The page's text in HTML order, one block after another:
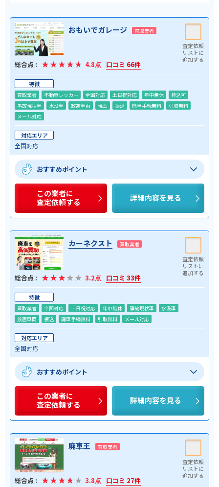
おもいでガレージ 買取業者
総合点 : 4.8点 口コミ 66件
特徴
買取業者 不動車レッカー 全国対応 土日祝対応 年中無休
持込可
事故現状車
水没車 放置車両 現金 振込 廃車手続無料
引取無料
メール対応
対応エリア
全国対応
おすすめポイント
この業者に
査定依頼する
詳細内容を見る
カーネクスト 買取業者
総合点 : 3.2点 口コミ 33件
特徴
買取業者 全国対応 土日祝対応 年中無休 事故現状車
水没車
放置車両
振込 廃車手続無料 引取無料 メール対応
対応エリア
全国対応
おすすめポイント
この業者に
査定依頼する
詳細内容を見る
廃車王 買取業者
総合点 : 3.8点 口コミ 27件